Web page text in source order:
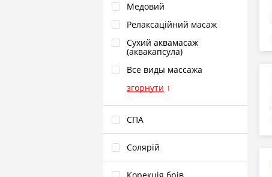
Медовий
Релаксаційний масаж
Сухий аквамасаж
(аквакапсула)
Все виды массажа
згорнути ↑
СПА
Солярій